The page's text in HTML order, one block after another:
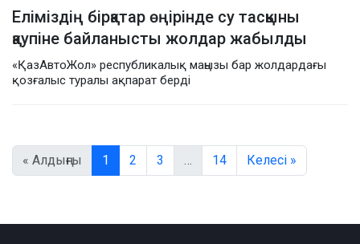
Еліміздің бірқатар өңірінде су тасқыны
қаупіне байланысты жолдар жабылды
«ҚазАвтоЖол» республикалық маңызы бар жолдардағы
қозғалыс туралы ақпарат берді
« Алдыңғы 1 2 3 14 Келесі »